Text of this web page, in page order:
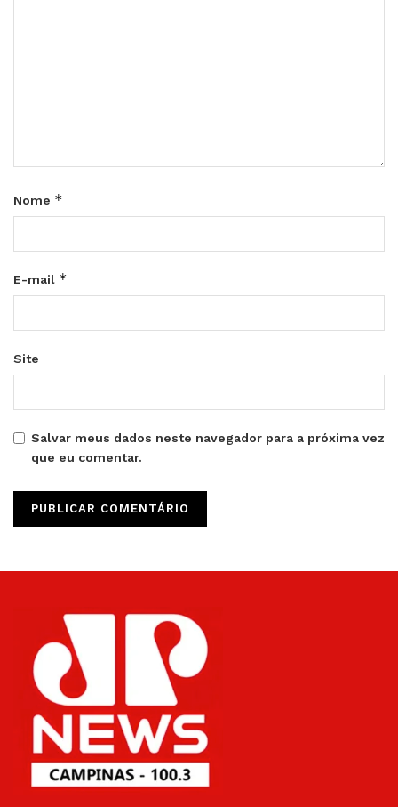
Nome *
E-mail *
Site
Salvar meus dados neste navegador para a próxima vez
que eu comentar.